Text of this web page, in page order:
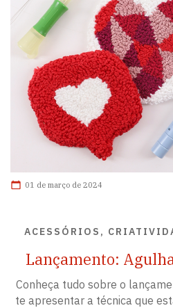
01 de março de 2024
ACESSÓRIOS,
Lançamento:
Conheça tudo sobre o
te apresentar a técnica que